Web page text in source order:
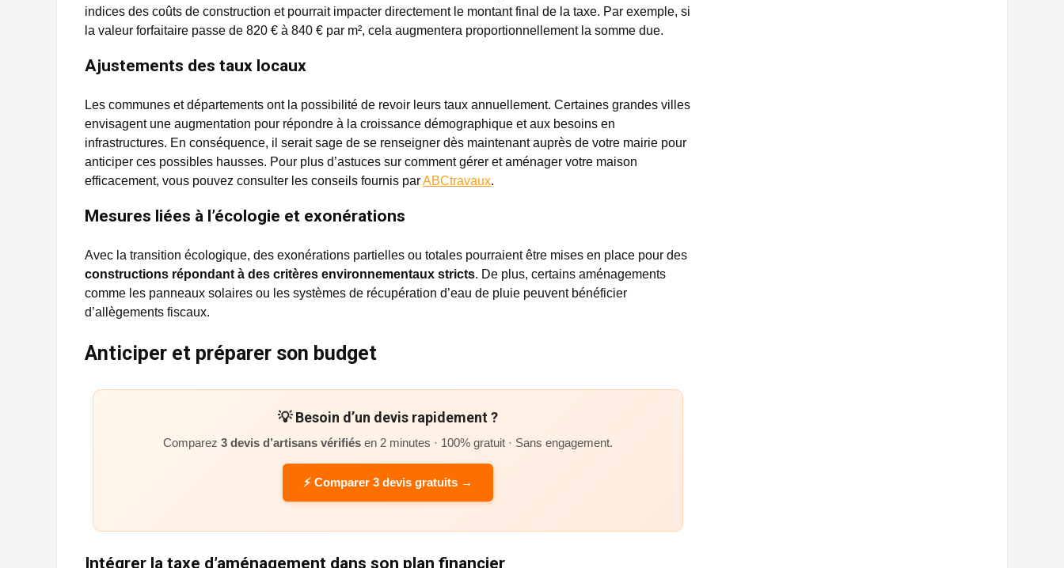
indices des coûts de construction et pourrait impacter directement le montant final de la taxe. Par exemple, si
la valeur forfaitaire passe de 820 € à 840 € par m², cela augmentera proportionnellement la somme due.
Ajustements des taux locaux
Les communes et départements ont la possibilité de revoir leurs taux annuellement. Certaines grandes villes
envisagent une augmentation pour répondre à la croissance démographique et aux besoins en
infrastructures. En conséquence, il serait sage de se renseigner dès maintenant auprès de votre mairie pour
anticiper ces possibles hausses. Pour plus d’astuces sur comment gérer et aménager votre maison
efficacement, vous pouvez consulter les conseils fournis parABCtravaux.
Mesures liées à l’écologie et exonérations
Avec la transition écologique, des exonérations partielles ou totales pourraient être mises en place pour des
constructions répondant à des critères environnementaux stricts. De plus, certains aménagements
comme les panneaux solaires ou les systèmes de récupération d’eau de pluie peuvent bénéficier
d’allègements fiscaux.
Anticiper et préparer son budget
💡 Besoin d’un devis rapidement ?
Comparez 3 devis d’artisans vérifiésen 2 minutes · 100% gratuit · Sans engagement.
⚡ Comparer 3 devis gratuits →
Intégrer la taxe d’aménagement dans son plan financier